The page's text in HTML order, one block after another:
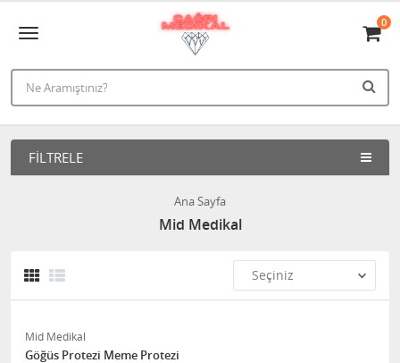
0
FILTRELE
Ana Sayfa
Mid Medikal
Mid Medikal
Göğüs Protezi Meme Protezi